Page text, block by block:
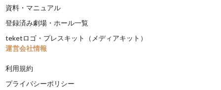
資料・マニュアル
登録済み劇場・ホール一覧
teketロゴ・プレスキット（メディアキット）
運営会社情報
利用規約
プライバシーポリシー